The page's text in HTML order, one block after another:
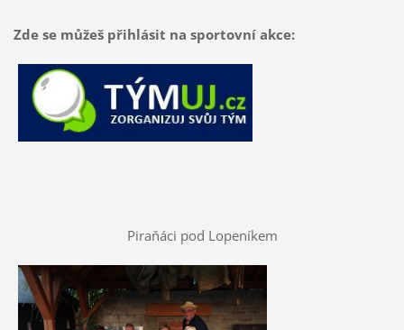
Zde se můžeš přihlásit na sportovní akce:
Piraňáci pod Lopeníkem